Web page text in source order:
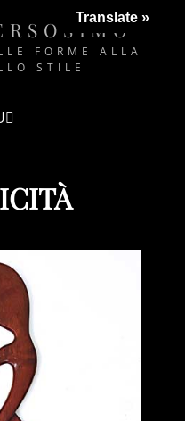
FORME ALLA
STILE
Translate »